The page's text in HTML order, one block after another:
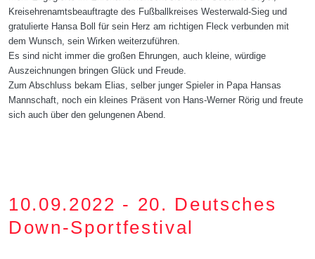
Kreisehrenamtsbeauftragte des Fußballkreises Westerwald-Sieg und
gratulierte Hansa Boll für sein Herz am richtigen Fleck verbunden mit
dem Wunsch, sein Wirken weiterzuführen.
Es sind nicht immer die großen Ehrungen, auch kleine, würdige
Auszeichnungen bringen Glück und Freude.
Zum Abschluss bekam Elias, selber junger Spieler in Papa Hansas
Mannschaft, noch ein kleines Präsent von Hans-Werner Rörig und freute
sich auch über den gelungenen Abend.
10.09.2022 - 20. Deutsches
Down-Sportfestival